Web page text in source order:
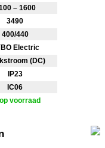
– 1600
3490
400/440
Electric
(DC)
IP23
IC06
op voorraad